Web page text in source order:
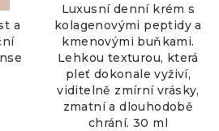
a
Luxusní denní krém s
kolagenovými peptidy a
kmenovými buňkami.
Lehkou texturou, která
pleť dokonale vyživí,
viditelně zmírní vrásky,
zmatní a dlouhodobě
chrání. 30 ml